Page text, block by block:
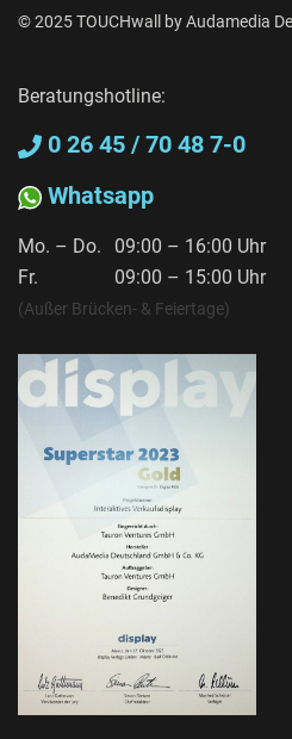
© 2025 TOUCHwall by Audamedia
Beratungshotline:
0 26 45 / 70 48 7-0
Whatsapp
Mo. – Do.
09:00 – 16:00 Uhr
Fr.
09:00 – 15:00 Uhr
(Außer Brücken- & Feiertage)